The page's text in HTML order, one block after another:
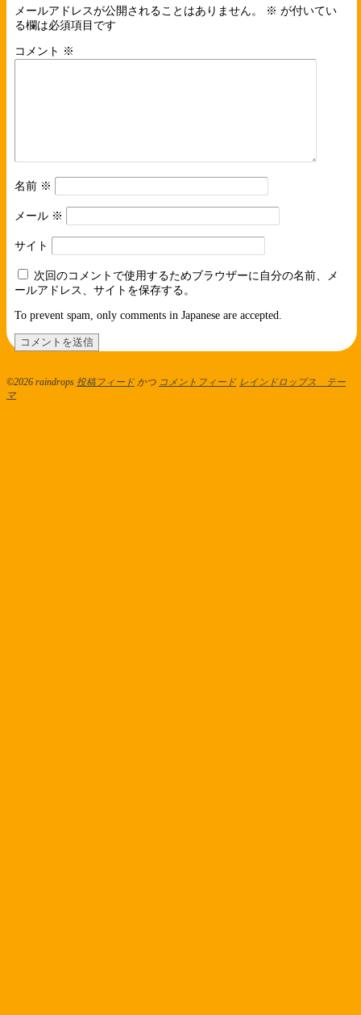
メールアドレスが公開されることはありません。 ※ が付いてい
る欄は必須項目です
コメント ※
名前 ※
メール ※
サイト
次回のコメントで使用するためブラウザーに自分の名前、メ
ールアドレス、サイトを保存する。
To prevent spam, only comments in Japanese are accepted.
©2026 raindrops 投稿フィード かつ コメントフィード レインドロップス テー
マ